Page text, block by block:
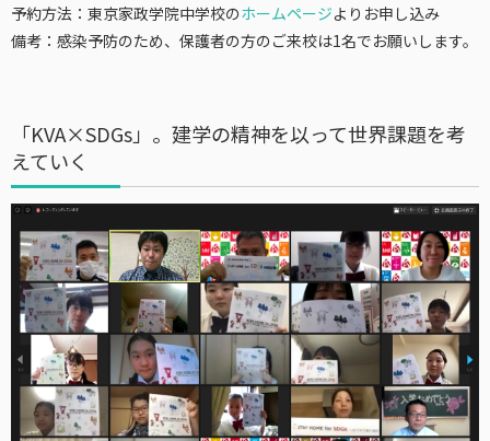
予約方法：東京家政学院中学校のホームページよりお申し込み
備考： 感染予防のため、保護者の方のご来校は1名でお願いします。
「KVA×SDGs」。建学の精神を以って世界課題を考
えていく